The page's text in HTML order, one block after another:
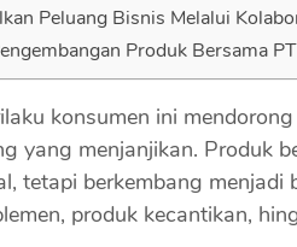
Peluang Bisnis Melalui
Produk Bersama
konsumen ini
yang menjanjikan. Produk
tetapi berkembang
produk kecantikan,